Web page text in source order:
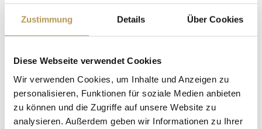
Zustimmung Details Über Cookies
Diese Webseite verwendet Cookies
Wir verwenden Cookies, um Inhalte und Anzeigen zu
personalisieren, Funktionen für soziale Medien anbieten
zu können und die Zugriffe auf unsere Website zu
analysieren. Außerdem geben wir Informationen zu Ihrer
€ pro Person inkl. Kaffee- und Teespezialitäten.
Tischreservierung unter: 05193 820.